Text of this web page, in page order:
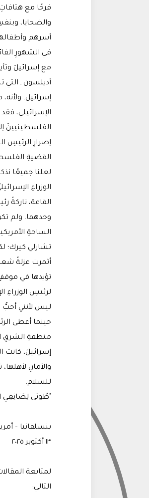
فرحًا مع
والضحايا،
أسرهم
في الشهورِ
مع إسرائيلَ
أديلسون ـ التي
إسرائيل.
الإسرائيلي،
الفلسطينيينَ
إصرارِ
القضيةِ
لعلنا جميعًا
الوزراءِ
القاعة، تاركةً
وحدهما. ولم
الساحةِ
تشارلي كيرك؛
أثمرت عزلةً
تؤيدها في
لرئيسِ الوزراءِ
ليس لأنني أحبُّ
حينما أعطى
منطقةِ الشرقِ
إسرائيلَ، كانت
والأمانِ
للسلام.
"طُوبَى لِصَانِعِي
بنسلفانيا –
١٣ أكتوبر ٢٠٢٥
لمتابعة
التالي: